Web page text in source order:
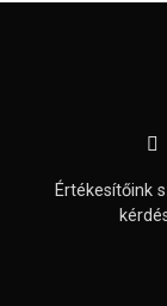
Értékesítőink